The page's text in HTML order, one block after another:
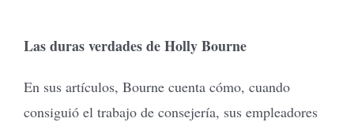
Las duras verdades de Holly Bourne
En sus artículos, Bourne cuenta cómo, cuando
consiguió el trabajo de consejería, sus empleadores